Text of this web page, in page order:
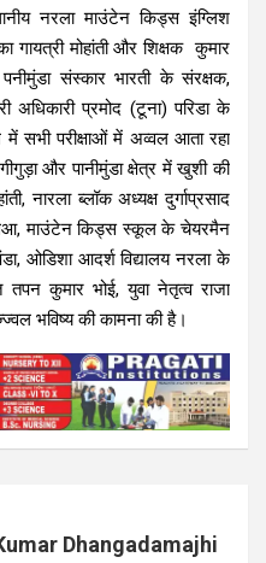
नरला माउंटेन किड्स इंग्लिश
गायत्री मोहांती और शिक्षक कुमार
संस्कार भारती के संरक्षक,
अधिकारी प्रमोद (टूना) परिडा के
सभी परीक्षाओं में अव्वल आता रहा
और पानीमुंडा क्षेत्र में खुशी की
नारला ब्लॉक अध्यक्ष दुर्गाप्रसाद
माउंटेन किड्स स्कूल के चेयरमैन
ओडिशा आदर्श विद्यालय नरला के
तपन कुमार भोई, युवा नेतृत्व राजा
भविष्य की कामना की है।
Dhangadamajhi